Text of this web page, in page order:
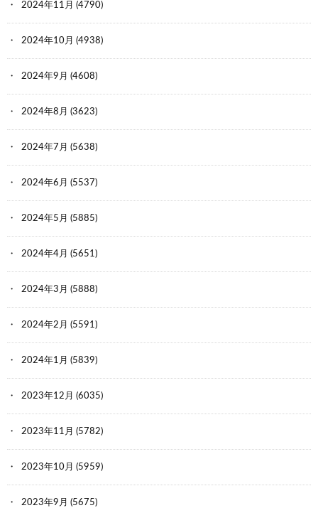
2024年11月 (4790)
2024年10月 (4938)
2024年9月 (4608)
2024年8月 (3623)
2024年7月 (5638)
2024年6月 (5537)
2024年5月 (5885)
2024年4月 (5651)
2024年3月 (5888)
2024年2月 (5591)
2024年1月 (5839)
2023年12月 (6035)
2023年11月 (5782)
2023年10月 (5959)
2023年9月 (5675)